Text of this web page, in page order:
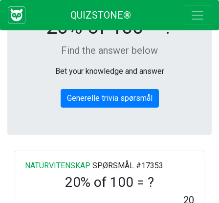
QUIZSTONE®
20% of 100 = ?
Find the answer below
Bet your knowledge and answer
Generelle trivia spørsmål
NATURVITENSKAP SPØRSMÅL #17353
20% of 100 = ?
20